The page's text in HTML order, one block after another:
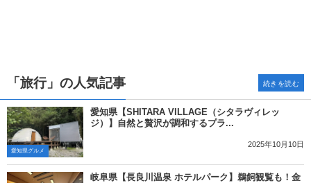
「旅行」の人気記事
愛知県グルメ
愛知県【SHITARA VILLAGE（シタラヴィレッ
ジ）】自然と贅沢が調和するプラ...
2025年10月10日
岐阜県【長良川温泉 ホテルパーク】鵜飼観覧も！金
続きを読む